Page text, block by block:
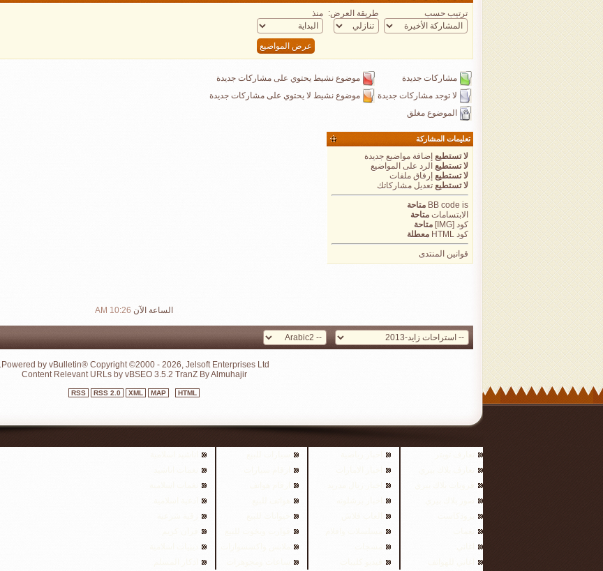
ترتيب حسب طريقة العرض: منذ
مشاركات جديدة
موضوع نشيط يحتوي على مشاركات جديدة
لا توجد مشاركات جديدة
موضوع نشيط لا يحتوي على مشاركات جديدة
الموضوع مغلق
تعليمات المشاركة
لا تستطيع إضافة مواضيع جديدة
لا تستطيع الرد على المواضيع
لا تستطيع إرفاق ملفات
لا تستطيع تعديل مشاركاتك
BB code is
متاحة
الابتسامات متاحة
كود [IMG]
متاحة
كود HTML
معطلة
قوانين المنتدى
الساعة الآن 10:26 AM
Powered by vBulletin® Copyright ©2000 - 2026, Jelsoft Enterprises Ltd.
Content Relevant URLs by vBSEO3.5.2 TranZ By Almuhajir
RSS RSS 2.0 XML MAP HTML